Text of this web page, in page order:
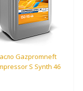
Gazpromneft
S Synth 46